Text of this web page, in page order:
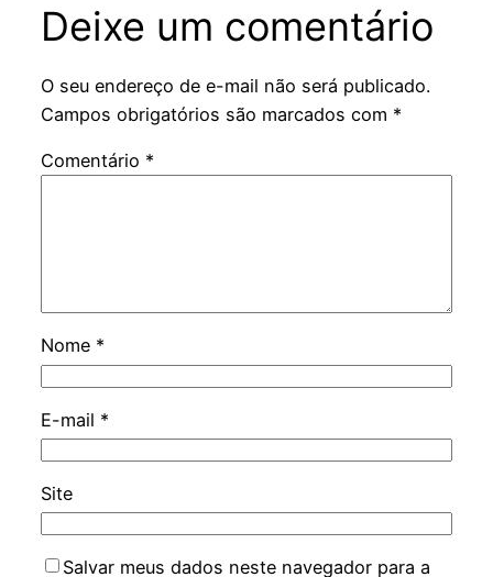
Deixe um comentário
O seu endereço de e-mail não será publicado.
Campos obrigatórios são marcados com *
Comentário *
Nome *
E-mail *
Site
Salvar meus dados neste navegador para a